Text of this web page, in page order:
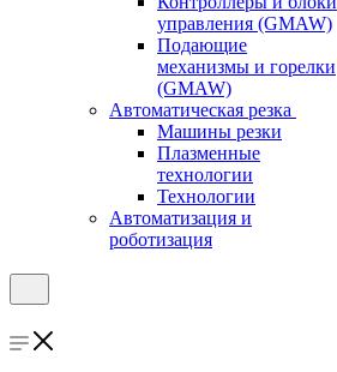
управления (GMAW)
Подающие
механизмы и горелки
(GMAW)
Автоматическая резка
Машины резки
Плазменные
технологии
Технологии
Автоматизация и
роботизация